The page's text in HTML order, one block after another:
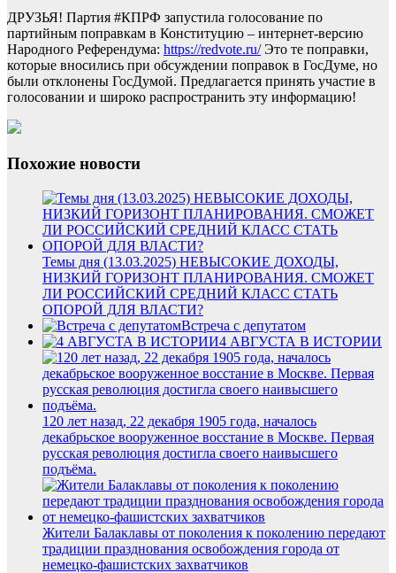
ДРУЗЬЯ! Партия #КПРФ запустила голосование по
партийным поправкам в Конституцию – интернет-версию
Народного Референдума: https://redvote.ru/Это те поправки,
которые вносились при обсуждении поправок в ГосДуме, но
были отклонены ГосДумой. Предлагается принять участие в
голосовании и широко распространить эту информацию!
Похожие новости
Темы дня (13.03.2025) НЕВЫСОКИЕ ДОХОДЫ,
НИЗКИЙ ГОРИЗОНТ ПЛАНИРОВАНИЯ. СМОЖЕТ
ЛИ РОССИЙСКИЙ СРЕДНИЙ КЛАСС СТАТЬ
ОПОРОЙ ДЛЯ ВЛАСТИ?
Встреча с депутатом
4 АВГУСТА В ИСТОРИИ
120 лет назад, 22 декабря 1905 года, началось
декабрьское вооруженное восстание в Москве. Первая
русская революция достигла своего наивысшего
подъёма.
Жители Балаклавы от поколения к поколению передают
традиции празднования освобождения города от
немецко-фашистских захватчиков